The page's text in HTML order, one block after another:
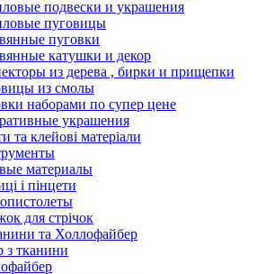
подвески и украшения
пуговицы
пуговки
катушки и декор
из дерева , бирки и прищепки
из смолы
наборами по супер цене
украшения
та клейові матеріали
материалы
і пінцети
для стрічок
та Холлофайбер
з тканини